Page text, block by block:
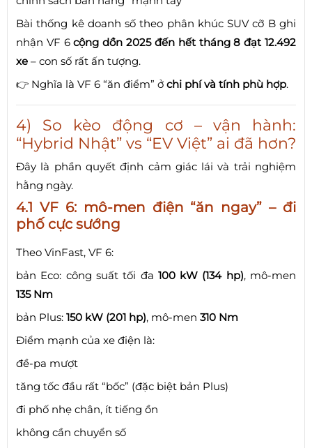
Bài thống kê doanh số theo phân khúc SUV cỡ B ghi
nhận VF 6cộng dồn 2025 đến hết tháng 8 đạt 12.492
xe – con số rất ấn tượng.
👉 Nghĩa là VF 6 “ăn điểm” ở chi phí và tính phù hợp.
4) So kèo động cơ – vận hành:
“Hybrid Nhật” vs “EV Việt” ai đã hơn?
Đây là phần quyết định cảm giác lái và trải nghiệm
hằng ngày.
4.1 VF 6: mô-men điện “ăn ngay” – đi
phố cực sướng
Theo VinFast, VF 6:
bản Eco: công suất tối đa 100 kW (134 hp), mô-men
135 Nm
bản Plus: 150 kW (201 hp), mô-men 310 Nm
Điểm mạnh của xe điện là:
đề-pa mượt
tăng tốc đầu rất “bốc” (đặc biệt bản Plus)
đi phố nhẹ chân, ít tiếng ồn
không cần chuyển số